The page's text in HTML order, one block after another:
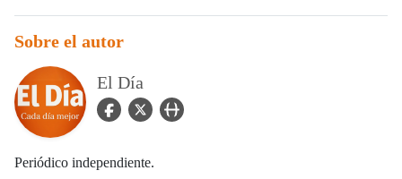
Sobre el autor
El Día
facebook Icon
twitter Iconuser_url Icon
Periódico independiente.